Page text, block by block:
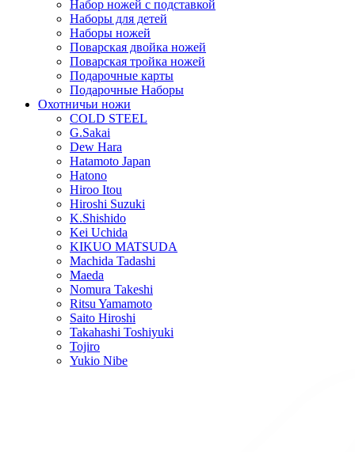
Набор ножей с подставкой
Наборы для детей
Наборы ножей
Поварская двойка ножей
Поварская тройка ножей
Подарочные карты
Подарочные Наборы
Охотничьи ножи
COLD STEEL
G.Sakai
Dew Hara
Hatamoto Japan
Hatono
Hiroo Itou
Hiroshi Suzuki
K.Shishido
Kei Uchida
KIKUO MATSUDA
Machida Tadashi
Maeda
Nomura Takeshi
Ritsu Yamamoto
Saito Hiroshi
Takahashi Toshiyuki
Tojiro
Yukio Nibe